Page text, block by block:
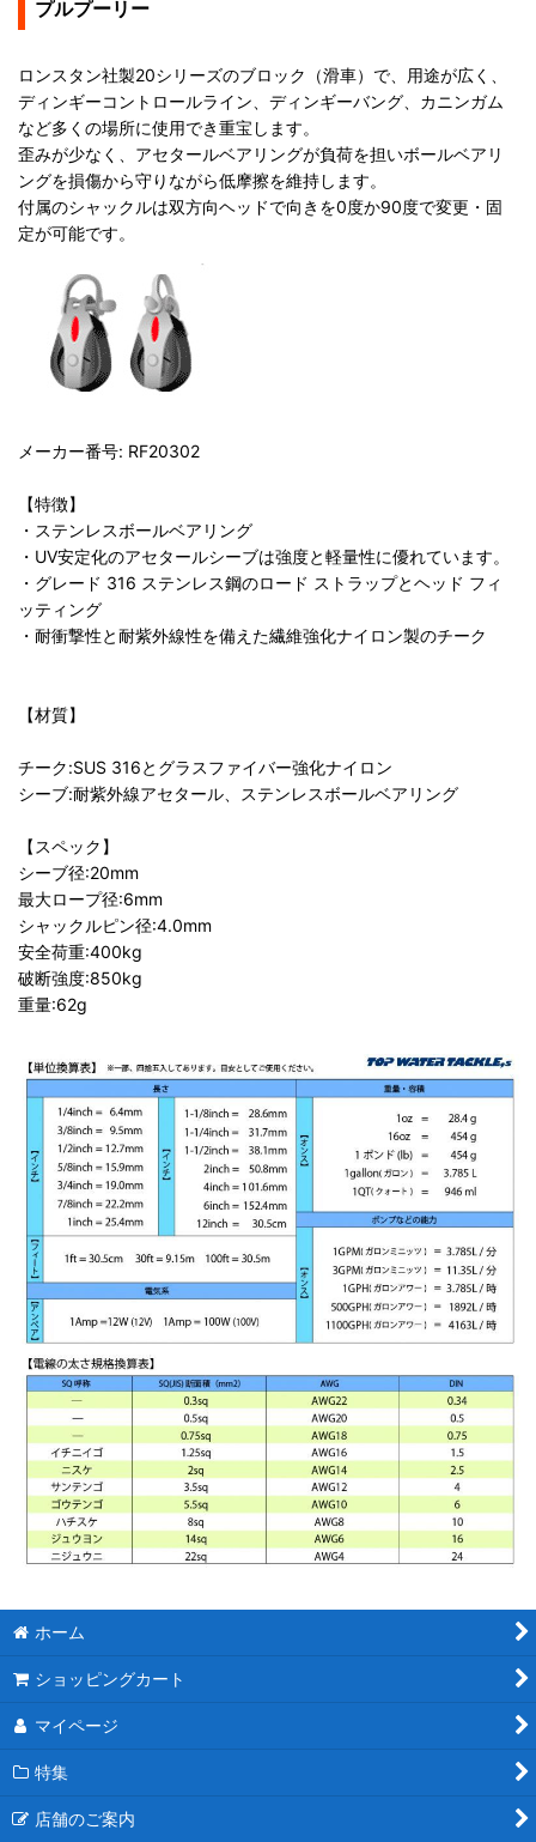
プルプーリー
ロンスタン社製20シリーズのブロック（滑車）で、用途が広く、
ディンギーコントロールライン、ディンギーバング、カニンガム
など多くの場所に使用でき重宝します。
歪みが少なく、アセタールベアリングが負荷を担いボールベアリ
ングを損傷から守りながら低摩擦を維持します。
付属のシャックルは双方向ヘッドで向きを0度か90度で変更・固
定が可能です。
メーカー番号: RF20302
【特徴】
・ステンレスボールベアリング
・UV安定化のアセタールシーブは強度と軽量性に優れています。
・グレード 316 ステンレス鋼のロード ストラップとヘッド フィ
ッティング
・耐衝撃性と耐紫外線性を備えた繊維強化ナイロン製のチーク
【材質】
チーク:SUS 316とグラスファイバー強化ナイロン
シーブ:耐紫外線アセタール、ステンレスボールベアリング
【スペック】
シーブ径:20mm
最大ロープ径:6mm
シャックルピン径:4.0mm
安全荷重:400kg
破断強度:850kg
重量:62g
ホーム
ショッピングカート
マイページ
特集
店舗のご案内